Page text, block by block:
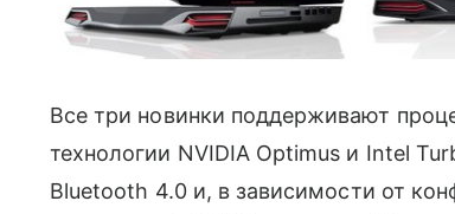
Все три новинки поддерживают
технологии NVIDIA Optimus и Intel
Bluetooth 4.0 и, в зависимости от